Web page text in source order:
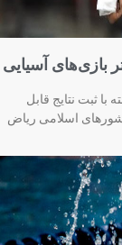
هدفم رسیدن به فینال ۴۰۰ متر بازی‌های آسیایی
ثبت نتایج قابل
اسلامی ریاض